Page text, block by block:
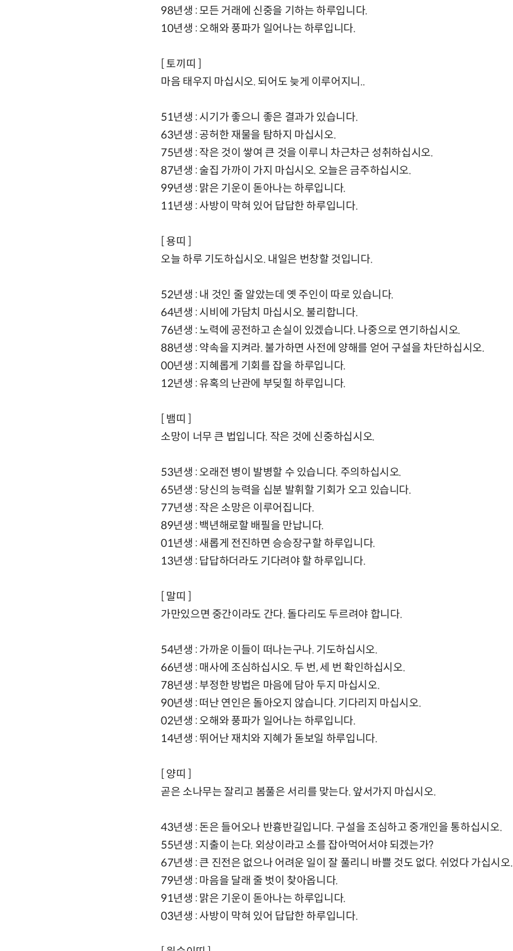
98년생 : 모든 거래에 신중을 기하는 하루입니다.
10년생 : 오해와 풍파가 일어나는 하루입니다.
[ 토끼띠 ]
마음 태우지 마십시오. 되어도 늦게 이루어지니..
51년생 : 시기가 좋으니 좋은 결과가 있습니다.
63년생 : 공허한 재물을 탐하지 마십시오.
75년생 : 작은 것이 쌓여 큰 것을 이루니 차근차근 성취하십시오.
87년생 : 술집 가까이 가지 마십시오. 오늘은 금주하십시오.
99년생 : 맑은 기운이 돋아나는 하루입니다.
11년생 : 사방이 막혀 있어 답답한 하루입니다.
[ 용띠 ]
오늘 하루 기도하십시오. 내일은 번창할 것입니다.
52년생 : 내 것인 줄 알았는데 옛 주인이 따로 있습니다.
64년생 : 시비에 가담치 마십시오. 불리합니다.
76년생 : 노력에 공전하고 손실이 있겠습니다. 나중으로 연기하십시오.
88년생 : 약속을 지켜라. 불가하면 사전에 양해를 얻어 구설을 차단하십시오.
00년생 : 지혜롭게 기회를 잡을 하루입니다.
12년생 : 유혹의 난관에 부딪힐 하루입니다.
[ 뱀띠 ]
소망이 너무 큰 법입니다. 작은 것에 신중하십시오.
53년생 : 오래전 병이 발병할 수 있습니다. 주의하십시오.
65년생 : 당신의 능력을 십분 발휘할 기회가 오고 있습니다.
77년생 : 작은 소망은 이루어집니다.
89년생 : 백년해로할 배필을 만납니다.
01년생 : 새롭게 전진하면 승승장구할 하루입니다.
13년생 : 답답하더라도 기다려야 할 하루입니다.
[ 말띠 ]
가만있으면 중간이라도 간다. 돌다리도 두르려야 합니다.
54년생 : 가까운 이들이 떠나는구나. 기도하십시오.
66년생 : 매사에 조심하십시오. 두 번, 세 번 확인하십시오.
78년생 : 부정한 방법은 마음에 담아 두지 마십시오.
90년생 : 떠난 연인은 돌아오지 않습니다. 기다리지 마십시오.
02년생 : 오해와 풍파가 일어나는 하루입니다.
14년생 : 뛰어난 재치와 지혜가 돋보일 하루입니다.
[ 양띠 ]
곧은 소나무는 잘리고 봄풀은 서리를 맞는다. 앞서가지 마십시오.
43년생 : 돈은 들어오나 반흉반길입니다. 구설을 조심하고 중개인을 통하십시오.
55년생 : 지출이 는다. 외상이라고 소를 잡아먹어서야 되겠는가?
67년생 : 큰 진전은 없으나 어려운 일이 잘 풀리니 바쁠 것도 없다. 쉬었다 가십시오.
79년생 : 마음을 달래 줄 벗이 찾아옵니다.
91년생 : 맑은 기운이 돋아나는 하루입니다.
03년생 : 사방이 막혀 있어 답답한 하루입니다.